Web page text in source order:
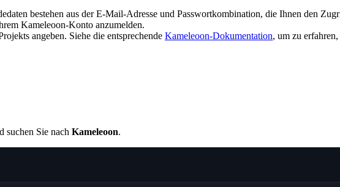
bestehen aus der E-Mail-Adresse und Passwortkombination, die Ihnen den
Kameleoon-Konto anzumelden.
angeben. Siehe die entsprechende Kameleoon-Dokumentation, um zu
suchen Sie nach Kameleoon.